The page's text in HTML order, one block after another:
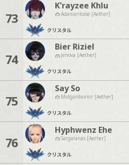
73
K'rayzee Khlu
Adamantoise [Aether]
クリスタル
74
Bier Riziel
Jenova [Aether]
クリスタル
75
Say So
Midgardsormr [Aether]
クリスタル
76
Hyphwenz Ehe
Sargatanas [Aether]
クリスタル